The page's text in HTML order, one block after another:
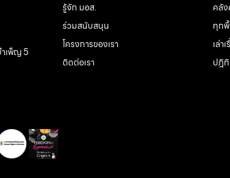
เพ็ญ 5
รู้จัก มอส.
ร่วมสนับสนุน
โครงการของเรา
ติดต่อเรา
คลั
ทุกพื้
เล่า
ปฎิ